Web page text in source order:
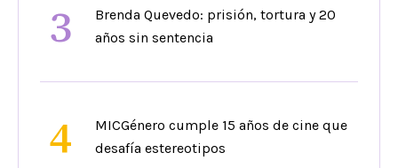
3
Brenda Quevedo: prisión, tortura y 20
años sin sentencia
4
MICGénero cumple 15 años de cine que
desafía estereotipos